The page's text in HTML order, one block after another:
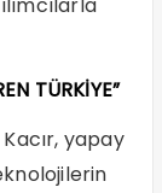
TÜRKİYE”
yapay